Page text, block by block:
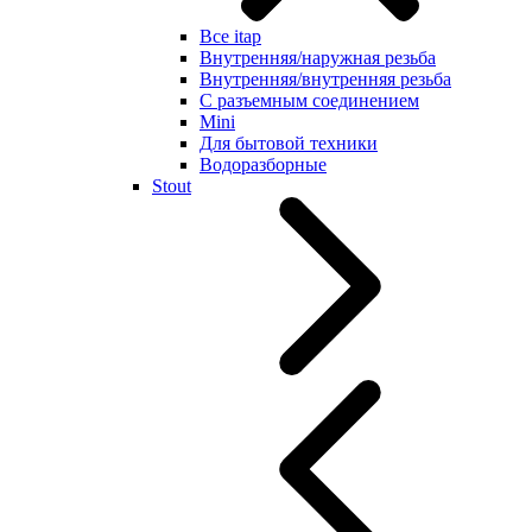
Все itap
Внутренняя/наружная резьба
Внутренняя/внутренняя резьба
С разъемным соединением
Mini
Для бытовой техники
Водоразборные
Stout